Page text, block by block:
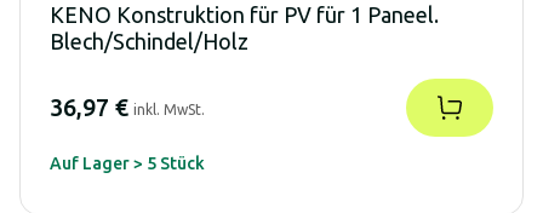
KENO Konstruktion für PV für 1 Paneel.
Blech/Schindel/Holz
36,97 € inkl. MwSt.
Auf Lager > 5 Stück